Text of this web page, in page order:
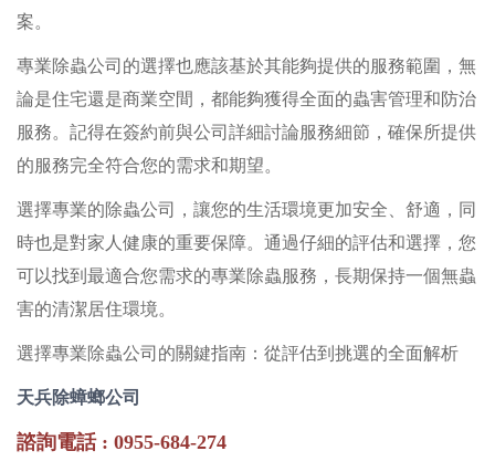
案。
專業除蟲公司的選擇也應該基於其能夠提供的服務範圍，無
論是住宅還是商業空間，都能夠獲得全面的蟲害管理和防治
服務。記得在簽約前與公司詳細討論服務細節，確保所提供
的服務完全符合您的需求和期望。
選擇專業的除蟲公司，讓您的生活環境更加安全、舒適，同
時也是對家人健康的重要保障。通過仔細的評估和選擇，您
可以找到最適合您需求的專業除蟲服務，長期保持一個無蟲
害的清潔居住環境。
選擇專業除蟲公司的關鍵指南：從評估到挑選的全面解析
天兵除蟑螂公司
諮詢電話 : 0955-684-274